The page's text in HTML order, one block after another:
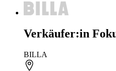
Verkäufer:in
BILLA